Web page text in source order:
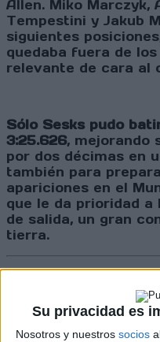
Su privacidad es
Nosotros y nuestros socios
Allen. Miko Marczyk,
Tempestini y Jakub
siguientes
quedaba fuera de
relevante de cara al
Sólo Sesks pudo
3:25.626, mejorando
por dos décimas en
también para
apariciones en el
que le da prioridad a
de salida, un gran
tierra.
No hay más